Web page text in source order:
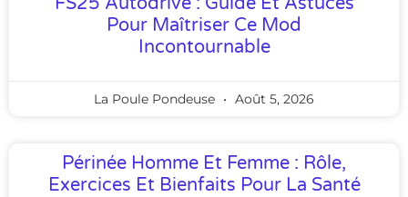
Pour Maîtriser Ce Mod
Incontournable
La Poule Pondeuse Août 5, 2026
Périnée Homme Et Femme : Rôle,
Exercices Et Bienfaits Pour La Santé